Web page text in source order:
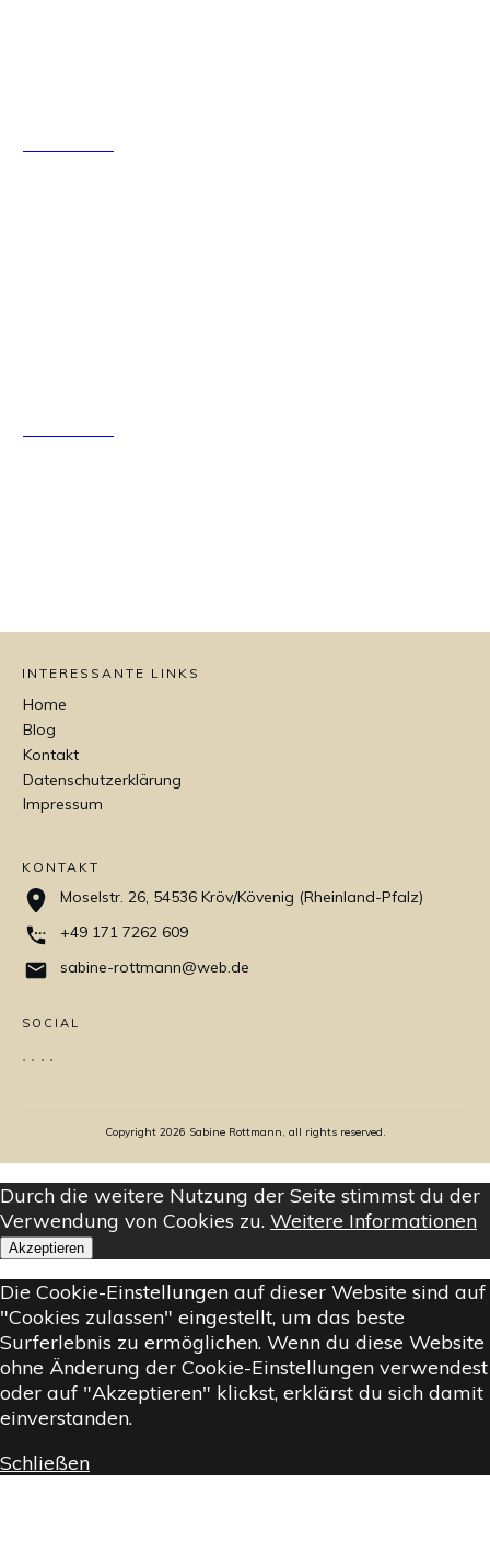
INTERESSANTE LINKS
Home
Blog
Kontakt
Datenschutzerklärung
Impressum
KONTAKT
Moselstr. 26, 54536 Kröv/Kövenig (Rheinland-Pfalz)
+49 171 7262 609
sabine-rottmann@web.de
SOCIAL
Copyright 2026 Sabine Rottmann, all rights reserved.
Durch die weitere Nutzung der Seite stimmst du der
Verwendung von Cookies zu. Weitere Informationen
Akzeptieren
Die Cookie-Einstellungen auf dieser Website sind auf
"Cookies zulassen" eingestellt, um das beste
Surferlebnis zu ermöglichen. Wenn du diese Website
ohne Änderung der Cookie-Einstellungen verwendest
oder auf "Akzeptieren" klickst, erklärst du sich damit
einverstanden.
Schließen